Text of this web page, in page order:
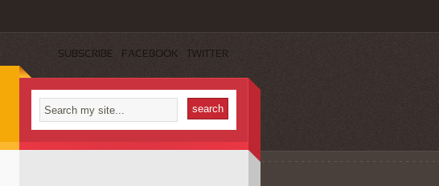
SUBSCRIBE FACEBOOK TWITTER